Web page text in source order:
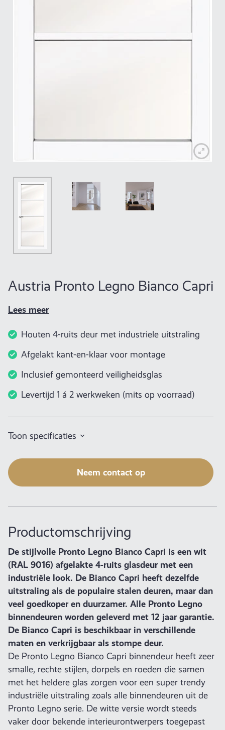
Austria Pronto Legno Bianco Capri
Lees meer
Houten 4-ruits deur met industriele uitstraling
Afgelakt kant-en-klaar voor montage
Inclusief gemonteerd veiligheidsglas
Levertijd 1 á 2 werkweken (mits op voorraad)
Toon specificaties
Neem contact op
Productomschrijving
De stijlvolle Pronto Legno Bianco Capri is een wit
(RAL 9016) afgelakte 4-ruits glasdeur met een
industriële look. De Bianco Capri heeft dezelfde
uitstraling als de populaire stalen deuren, maar dan
veel goedkoper en duurzamer. Alle Pronto Legno
binnendeuren worden geleverd met 12 jaar garantie.
De Bianco Capri is beschikbaar in verschillende
maten en verkrijgbaar als stompe deur.
De Pronto Legno Bianco Capri binnendeur heeft zeer
smalle, rechte stijlen, dorpels en roeden die samen
met het heldere glas zorgen voor een super trendy
industriële uitstraling zoals alle binnendeuren uit de
Pronto Legno serie. De witte versie wordt steeds
vaker door bekende interieurontwerpers toegepast